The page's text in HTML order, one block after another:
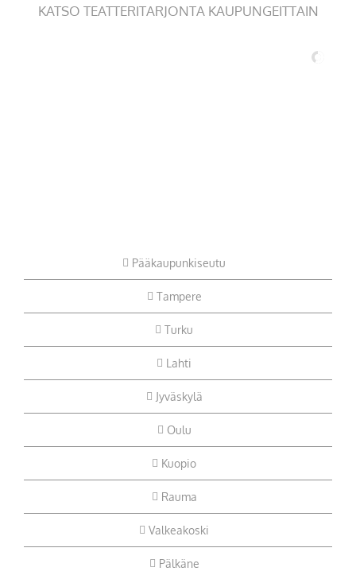
KATSO TEATTERITARJONTA KAUPUNGEITTAIN
Pääkaupunkiseutu
Tampere
Turku
Lahti
Jyväskylä
Oulu
Kuopio
Rauma
Valkeakoski
Pälkäne